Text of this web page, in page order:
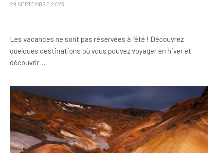
29 SEPTEMBRE 2023
Les vacances ne sont pas réservées à l’été ! Découvrez
quelques destinations où vous pouvez voyager en hiver et
découvrir…